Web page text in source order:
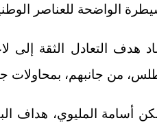
الواضحة للعناصر
هدف التعادل الثقة
من جانبهم، بمحاولات
أسامة المليوي، هداف